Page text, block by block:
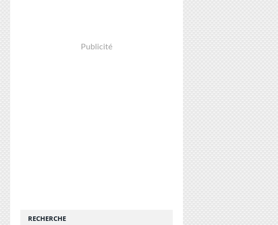
Publicité
RECHERCHE